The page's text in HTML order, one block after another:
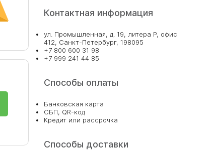
Контактная информация
ул. Промышленная, д. 19, литера Р, офис
412, Санкт-Петербург, 198095
+7 800 600 31 98
+7 999 241 44 85
Способы оплаты
Банковская карта
СБП, QR-код
Кредит или рассрочка
Способы доставки